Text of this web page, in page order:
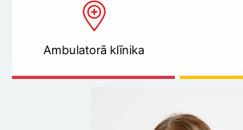
Ambulatorā klīnika